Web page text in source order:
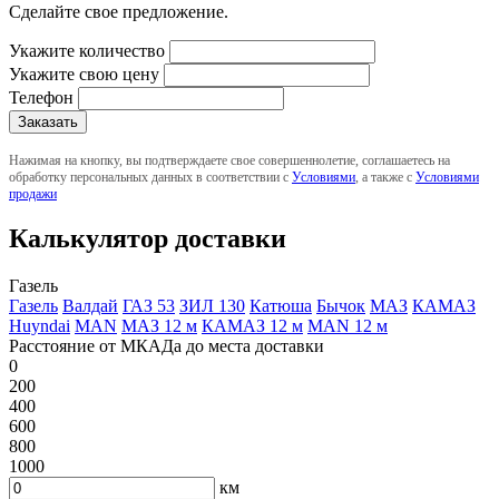
Сделайте свое предложение.
Укажите количество
Укажите свою цену
Телефон
Нажимая на кнопку, вы подтверждаете свое совершеннолетие, соглашаетесь на
обработку персональных данных в соответствии с Условиями , а также с Условиями
продажи
Калькулятор доставки
Газель
Газель Валдай ГАЗ 53 ЗИЛ 130 Катюша Бычок МАЗ КАМАЗ
Huyndai MAN МАЗ 12 м КАМАЗ 12 м MAN 12 м
Расстояние от МКАДа до места доставки
0
200
400
600
800
1000
км